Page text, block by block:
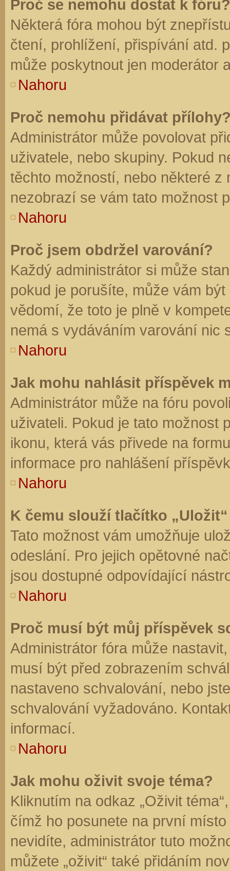
Proč se nemohu dostat k fóru?
Některá fóra mohou být
čtení, prohlížení, přispívání atd.
může poskytnout jen moderátor
Nahoru
Proč nemohu přidávat
Administrátor může povolovat
uživatele, nebo skupiny. Pokud
těchto možností, nebo některé z
nezobrazí se vám tato možnost
Nahoru
Proč jsem obdržel varování?
Každý administrátor si může
pokud je porušíte, může vám
vědomí, že toto je plně v
nemá s vydáváním varování nic
Nahoru
Jak mohu nahlásit příspěvek
Administrátor může na fóru
uživateli. Pokud je tato možnost
ikonu, která vás přivede na
informace pro nahlášení
Nahoru
K čemu slouží tlačítko
Tato možnost vám umožňuje
odeslání. Pro jejich opětovné
jsou dostupné odpovídající
Nahoru
Proč musí být můj příspěvek
Administrátor fóra může
musí být před zobrazením
nastaveno schvalování, nebo
schvalování vyžadováno.
informací.
Nahoru
Jak mohu oživit svoje téma?
Kliknutím na odkaz „Oživit
čímž ho posunete na první
nevidíte, administrátor tuto
můžete „oživit“ také přidáním